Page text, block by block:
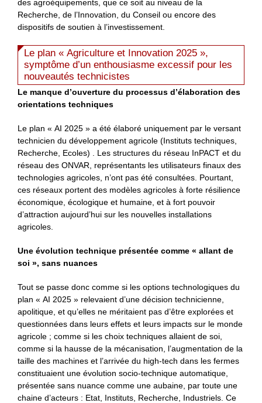
des agroéquipements, que ce soit au niveau de la
Recherche, de l’Innovation, du Conseil ou encore des
dispositifs de soutien à l’investissement.
Le plan « Agriculture et Innovation 2025 »,
symptôme d’un enthousiasme excessif pour les
nouveautés technicistes
Le manque d’ouverture du processus d’élaboration des
orientations techniques
Le plan « AI 2025 » a été élaboré uniquement par le versant
technicien du développement agricole (Instituts techniques,
Recherche, Ecoles) . Les structures du réseau InPACT et du
réseau des ONVAR, représentants les utilisateurs finaux des
technologies agricoles, n’ont pas été consultées. Pourtant,
ces réseaux portent des modèles agricoles à forte résilience
économique, écologique et humaine, et à fort pouvoir
d’attraction aujourd’hui sur les nouvelles installations
agricoles.
Une évolution technique présentée comme « allant de
soi », sans nuances
Tout se passe donc comme si les options technologiques du
plan « AI 2025 » relevaient d’une décision technicienne,
apolitique, et qu’elles ne méritaient pas d’être explorées et
questionnées dans leurs effets et leurs impacts sur le monde
agricole ; comme si les choix techniques allaient de soi,
comme si la hausse de la mécanisation, l’augmentation de la
taille des machines et l’arrivée du high-tech dans les fermes
constituaient une évolution socio-technique automatique,
présentée sans nuance comme une aubaine, par toute une
chaine d’acteurs : Etat, Instituts, Recherche, Industriels. Ce